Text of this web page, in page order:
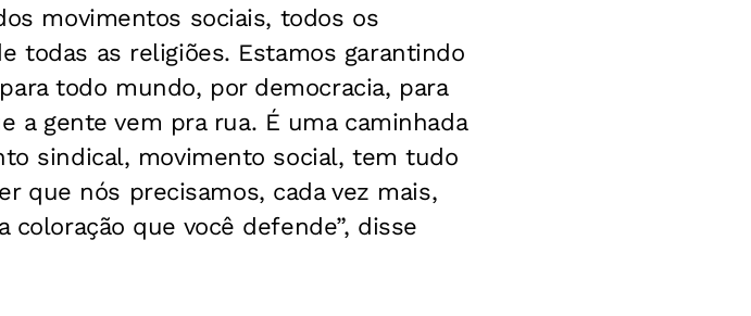
movimentos sociais, todos os
todas as religiões. Estamos garantindo
todo mundo, por democracia, para
a gente vem pra rua. É uma caminhada
sindical, movimento social, tem tudo
que nós precisamos, cada vez mais,
que você defende”, disse